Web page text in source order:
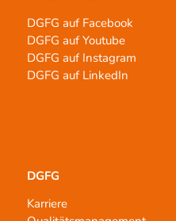
DGFG auf Facebook
DGFG auf Youtube
DGFG auf Instagram
DGFG auf LinkedIn
DGFG
Karriere